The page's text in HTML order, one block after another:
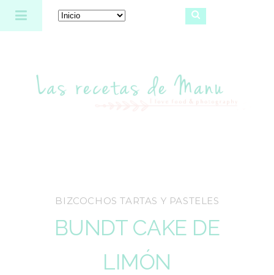
Las recetas de Manu
BIZCOCHOS TARTAS Y PASTELES
BUNDT CAKE DE
LIMÓN